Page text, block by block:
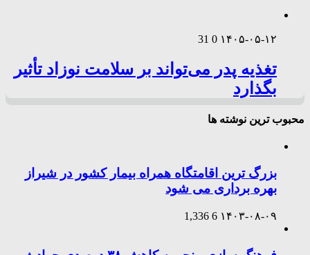
۱۴۰۵-۰۵-۱۲ 0
31
تغذیه پدر می‌تواند بر سلامت نوزاد تأثیر
بگذارد
محبوب ترین نوشته ها
بزرگ ترین اقامتگاه همراه بیمار کشور در شیراز
بهره برداری می شود
۱۴۰۳-۰۸-۰۹ 6
1,336